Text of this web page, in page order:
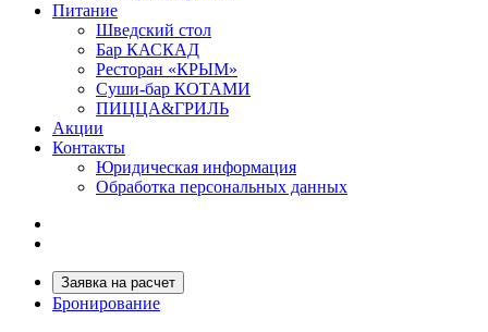
Питание
Шведский стол
Бар КАСКАД
Ресторан «КРЫМ»
Суши-бар КОТАМИ
ПИЦЦА&ГРИЛЬ
Акции
Контакты
Юридическая информация
Обработка персональных данных
Заявка на расчет
Бронирование